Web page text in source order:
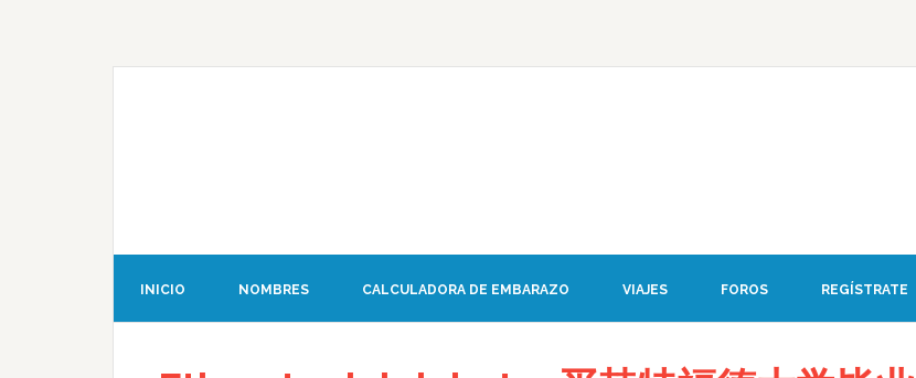
INICIO NOMBRES CALCULADORA DE EMBARAZO VIAJES FOROS REGÍSTRATE